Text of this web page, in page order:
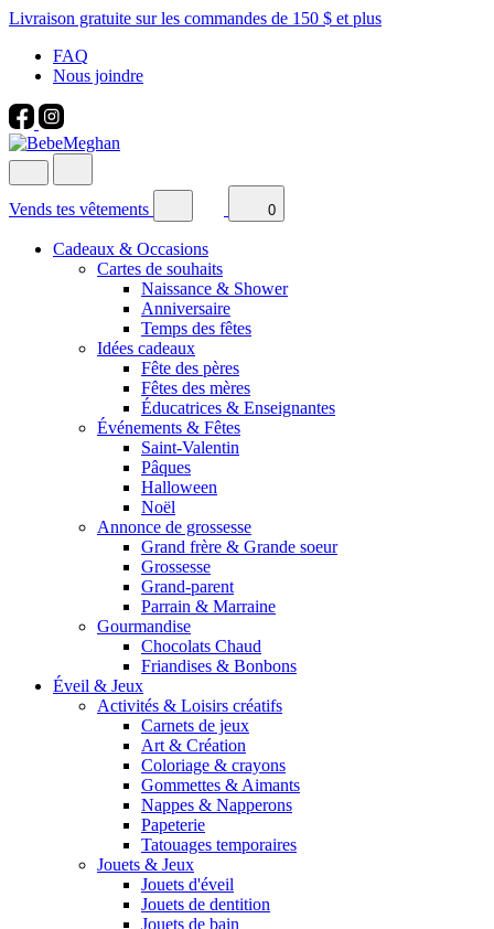
Livraison gratuite sur les commandes de 150 $ et plus
FAQ
Nous joindre
Vends tes vêtements 0
Cadeaux & Occasions
Cartes de souhaits
Naissance & Shower
Anniversaire
Temps des fêtes
Idées cadeaux
Fête des pères
Fêtes des mères
Éducatrices & Enseignantes
Événements & Fêtes
Saint-Valentin
Pâques
Halloween
Noël
Annonce de grossesse
Grand frère & Grande soeur
Grossesse
Grand-parent
Parrain & Marraine
Gourmandise
Chocolats Chaud
Friandises & Bonbons
Éveil & Jeux
Activités & Loisirs créatifs
Carnets de jeux
Art & Création
Coloriage & crayons
Gommettes & Aimants
Nappes & Napperons
Papeterie
Tatouages temporaires
Jouets & Jeux
Jouets d'éveil
Jouets de dentition
Jouets de bain